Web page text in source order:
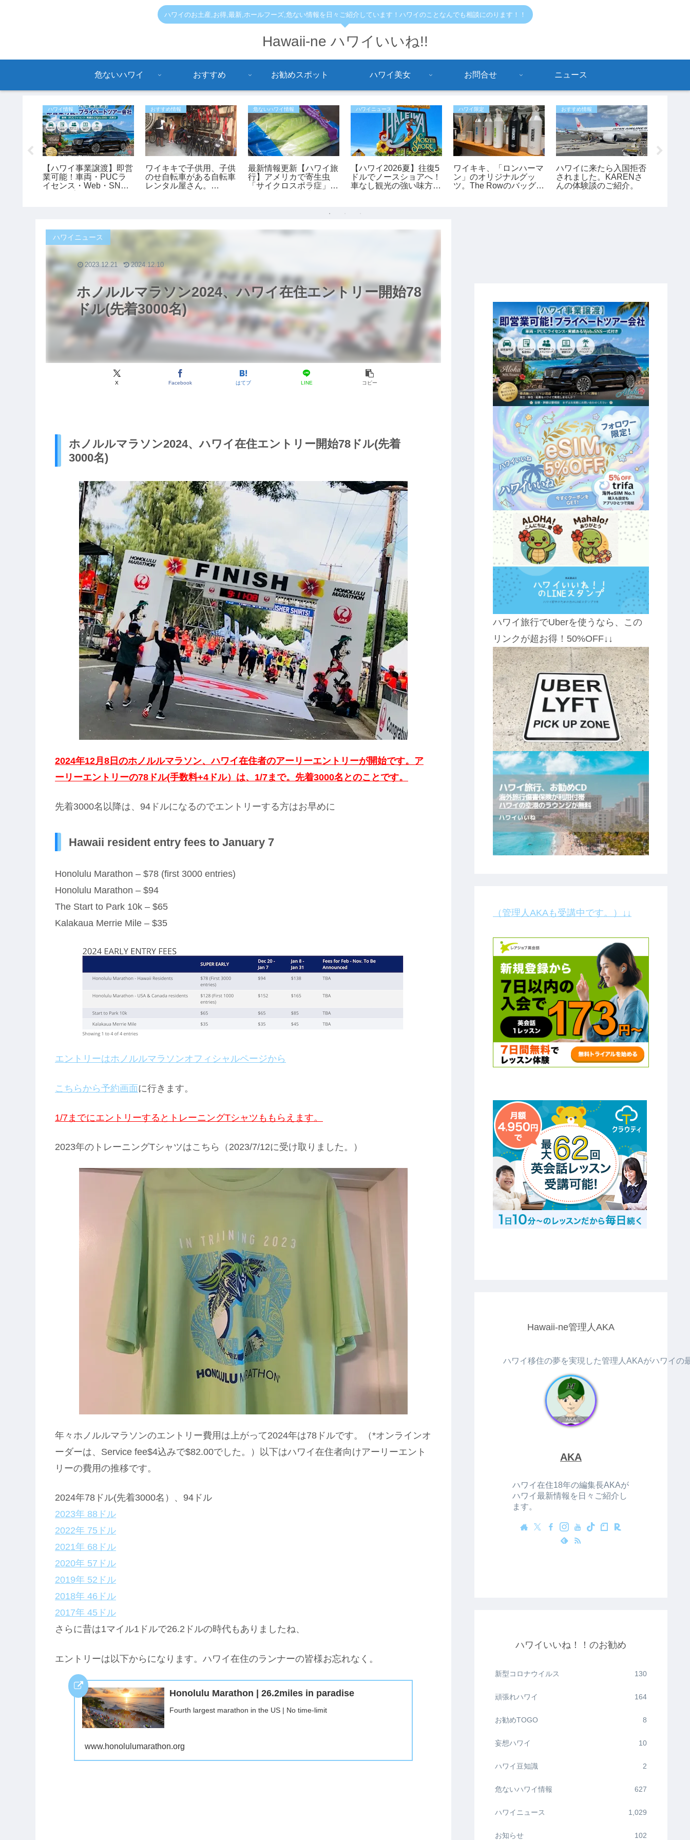
ハワイのお土産,お得,最新,ホールフーズ,危ない情報を日々ご紹介しています！ハワイのことなんでも相談にのります！！
Hawaii-ne ハワイいいね!!
危ないハワイ おすすめ お勧めスポット ハワイ美女 お問合せ ニュース
ハワイ情報
【ハワイ事業譲渡】即営
業可能！車両・PUCラ
イセンス・Web・SNS
おすすめ情報
ワイキキで子供用、子供
のせ自転車がある自転車
レンタル屋さん。
危ないハワイ情報
最新情報更新【ハワイ旅
行】アメリカで寄生虫
「サイクロスポラ症」が
ハワイニュース
【ハワイ2026夏】往復5
ドルでノースショアへ！
車なし観光の強い味方
始！
ハワイ限定
ワイキキ、「ロンハーマ
ン」のオリジナルグッ
ツ。The Rowのバッグも
おすすめ情報
ハワイに来たら入国拒否
されました。KARENさ
んの体験談のご紹介。
ホノルルマラソン2024、ハワイ在住エントリー開始78
ドル(先着3000名)
ハワイニュース
X Facebook はてブ LINE コピー
2023.12.21 2024.12.10
ホノルルマラソン2024、ハワイ在住エントリー開始78ドル(先着
3000名)
2024年12月8 日のホノルルマラソン、ハワイ在住者のアーリーエントリーが開始です。ア
ーリーエントリーの78ドル(手数料+4ドル）は、1/7まで。先着3000名とのことです。
先着3000名以降は、94ドルになるのでエントリーする方はお早めに
Hawaii resident entry fees to January 7
Honolulu Marathon – $78 (first 3000 entries)
Honolulu Marathon – $94
The Start to Park 10k – $65
Kalakaua Merrie Mile – $35
エントリーはホノルルマラソンオフィシャルページから
こちらから予約画面に行きます。
1/7までにエントリーするとトレーニングTシャツももらえます。
2023年のトレーニングTシャツはこちら（2023/7/12に受け取りました。）
年々ホノルルマラソンのエントリー費用は上がって2024年は78ドルです。（*オンラインオ
ーダーは、 Service fee$4込みで$82.00でした。）以下はハワイ在住者向けアーリーエント
リーの費用の推移です。
2024年78ドル(先着3000名）、94ドル
2023年 88ドル
2022年 75ドル
2021年 68ドル
2020年 57ドル
2019年 52ドル
2018年 46ドル
2017年 45ドル
さらに昔は1マイル1ドルで26.2ドルの時代もありましたね、
エントリーは以下からになります。ハワイ在住のランナーの皆様お忘れなく。
Honolulu Marathon | 26.2miles in paradise
Fourth largest marathon in the US | No time-limit
www.honolulumarathon.org
ハワイ旅行でUberを使うなら、この
リンクが超お得！50%OFF↓↓
（管理人AKAも受講中です。）↓↓
Hawaii-ne管理人AKA
ハワイ移住の夢を実現した管理人AKAがハワイの
AKA
ハワイ在住18年の編集長AKAが
ハワイ最新情報を日々ご紹介し
ます。
ハワイいいね！！のお勧め
新型コロナウイルス 130
頑張れハワイ 164
お勧めTOGO 8
妄想ハワイ 10
ハワイ豆知識 2
危ないハワイ情報 627
ハワイニュース 1,029
お知らせ 102